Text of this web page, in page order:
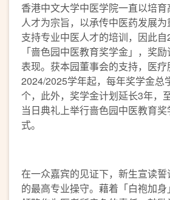
香港中文大学中医学院一直以培
人才为宗旨，以承传中医药发展
支持专业中医人才的培训，因此
「啬色园中医教育奖学金」，奖
表现。获本园董事会的支持，医
2024/2025学年起，每年奖学金总
个，此外，奖学金计划延长3年，
当日典礼上举行啬色园中医教育
式。
在一众嘉宾的见证下，新生宣读
的最高专业操守。藉着「白袍加